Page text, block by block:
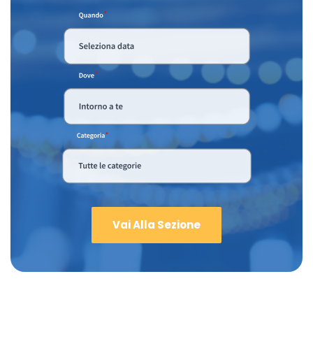
Vai Alla Sezione